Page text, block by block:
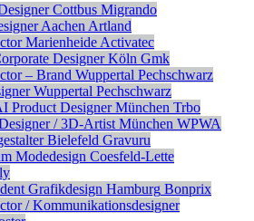
Cottbus Migrando
Aachen Artland
Marienheide Activatec
Designer Köln Gmk
– Brand Wuppertal Pechschwarz
Wuppertal Pechschwarz
Product Designer München Trbo
/ 3D-Artist München WPWA
Bielefeld Gravuru
Modedesign Coesfeld-Lette
Grafikdesign Hamburg Bonprix
/ Kommunikationsdesigner